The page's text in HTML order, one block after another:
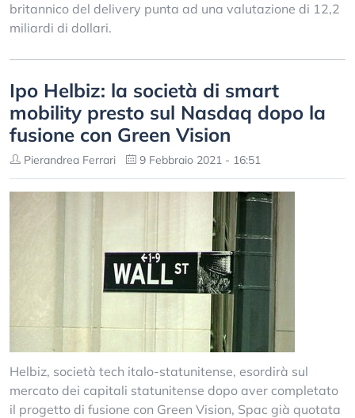
britannico del delivery punta ad una valutazione di 12,2
miliardi di dollari.
Ipo Helbiz: la società di smart
mobility presto sul Nasdaq dopo la
fusione con Green Vision
Pierandrea Ferrari 9 Febbraio 2021 - 16:51
Helbiz, società tech italo-statunitense, esordirà sul
mercato dei capitali statunitense dopo aver completato
il progetto di fusione con Green Vision, Spac già quotata